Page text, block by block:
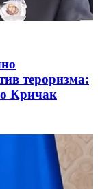
тероризма:
Кричак